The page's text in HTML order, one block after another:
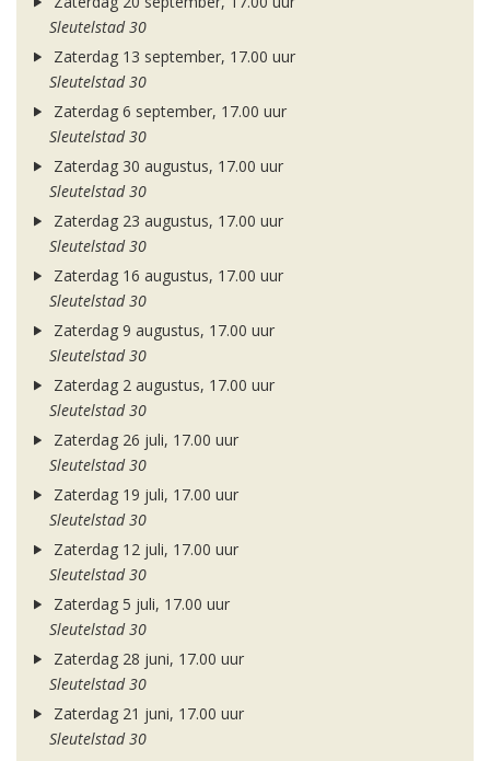
Sleutelstad 30
Zaterdag 13 september, 17.00 uur
Sleutelstad 30
Zaterdag 6 september, 17.00 uur
Sleutelstad 30
Zaterdag 30 augustus, 17.00 uur
Sleutelstad 30
Zaterdag 23 augustus, 17.00 uur
Sleutelstad 30
Zaterdag 16 augustus, 17.00 uur
Sleutelstad 30
Zaterdag 9 augustus, 17.00 uur
Sleutelstad 30
Zaterdag 2 augustus, 17.00 uur
Sleutelstad 30
Zaterdag 26 juli, 17.00 uur
Sleutelstad 30
Zaterdag 19 juli, 17.00 uur
Sleutelstad 30
Zaterdag 12 juli, 17.00 uur
Sleutelstad 30
Zaterdag 5 juli, 17.00 uur
Sleutelstad 30
Zaterdag 28 juni, 17.00 uur
Sleutelstad 30
Zaterdag 21 juni, 17.00 uur
Sleutelstad 30